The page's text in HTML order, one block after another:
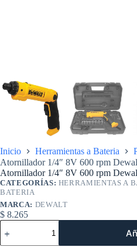
Inicio Herramientas a Bateria
Atornillador 1/4″ 8V 600 rpm
Atornillador 1/4″ 8V 600 rpm
CATEGORÍAS: HERRAMIENTAS A
BATERIA
MARCA: DEWALT
$ 8.265
Atornillador
1/4"
8V